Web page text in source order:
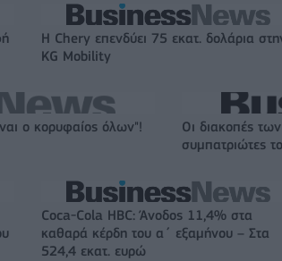
Η Chery επενδύει 75 εκατ. δολάρια
KG Mobility
ο κορυφαίος όλων"!
Οι διακοπές
συμπατριώτες
Coca-Cola HBC: Άνοδος 11,4% στα
καθαρά κέρδη του α΄ εξαμήνου – Στα
524,4 εκατ. ευρώ